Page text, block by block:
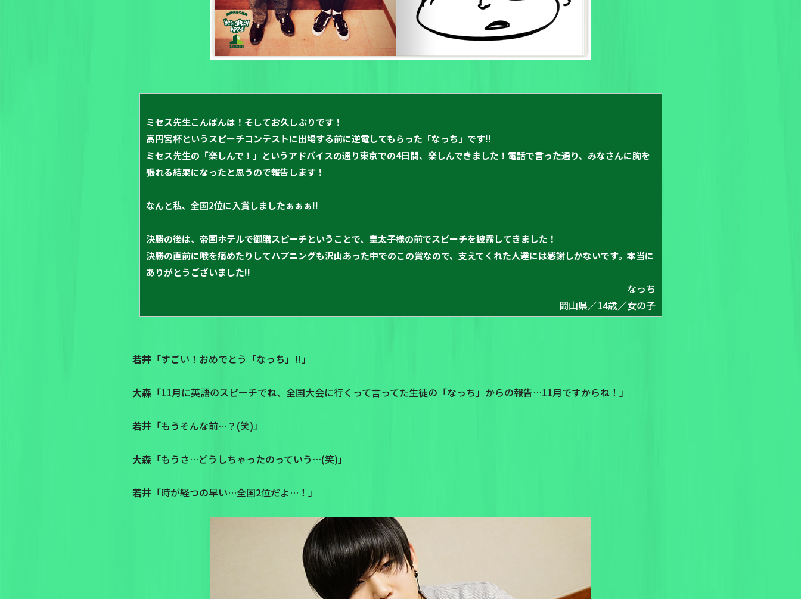
ミセス先生こんばんは！そしてお久しぶりです！
高円宮杯というスピーチコンテストに出場する前に逆電してもらった「なっち」です!!
ミセス先生の「楽しんで！」というアドバイスの通り東京での4日間、楽しんできました！電話で言った通り、みなさんに胸を
張れる結果になったと思うので報告します！
なんと私、全国2位に入賞しましたぁぁぁ!!
決勝の後は、帝国ホテルで御膳スピーチということで、皇太子様の前でスピーチを披露してきました！
決勝の直前に喉を痛めたりしてハプニングも沢山あった中でのこの賞なので、支えてくれた人達には感謝しかないです。本当に
ありがとうございました!!
なっち
岡山県／14歳／女の子
若井 「すごい！おめでとう「なっち」!!」
大森 「11月に英語のスピーチでね、全国大会に行くって言ってた生徒の「なっち」からの報告…11月ですからね！」
若井 「もうそんな前…？(笑)」
大森 「もうさ…どうしちゃったのっていう…(笑)」
若井 「時が経つの早い…全国2位だよ…！」